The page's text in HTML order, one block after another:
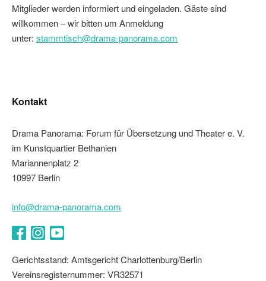
Mitglieder werden informiert und eingeladen. Gäste sind
willkommen – wir bitten um Anmeldung
unter: stammtisch@drama-panorama.com
Kontakt
Drama Panorama: Forum für Übersetzung und Theater e. V.
im Kunstquartier Bethanien
Mariannenplatz 2
10997 Berlin
info@drama-panorama.com
Gerichtsstand: Amtsgericht Charlottenburg/Berlin
Vereinsregisternummer: VR32571